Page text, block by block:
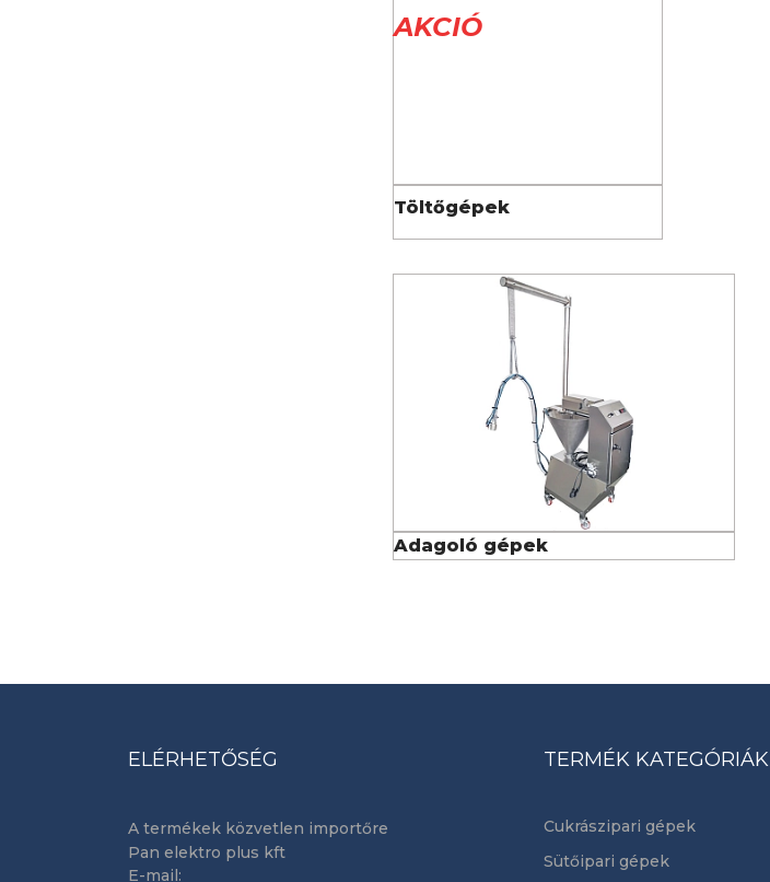
AKCIÓ
Töltőgépek
Adagoló gépek
ELÉRHETŐSÉG
A termékek közvetlen importőre
Pan elektro plus kft
E-mail:
TERMÉK KATEGÓRIÁK
Cukrászipari gépek
Sütőipari gépek